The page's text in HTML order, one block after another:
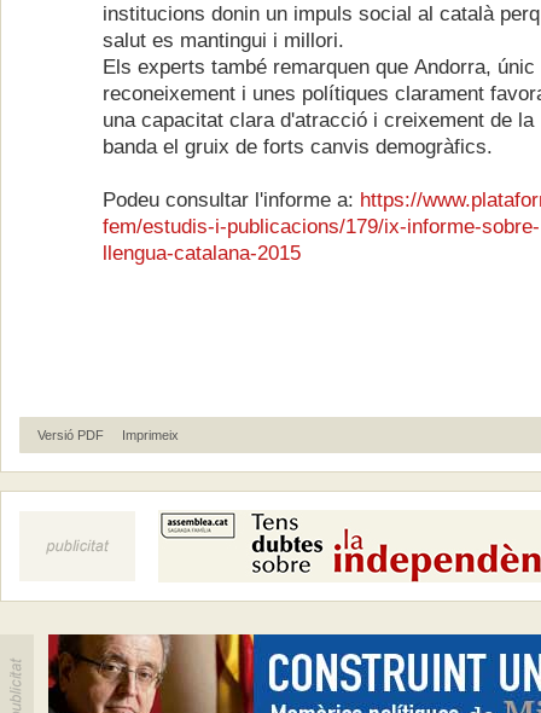
institucions donin un impuls social al català
salut es mantingui i millori.
Els experts també remarquen que Andorra,
reconeixement i unes polítiques clarament
una capacitat clara d'atracció i creixement de la
banda el gruix de forts canvis demogràfics.
Podeu consultar l'informe a: https://
fem/estudis-i-publicacions/179/ix-informe-
llengua-catalana-2015
Versió PDF Imprimeix